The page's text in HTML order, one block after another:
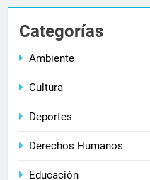
Categorías
Ambiente
Cultura
Deportes
Derechos Humanos
Educación